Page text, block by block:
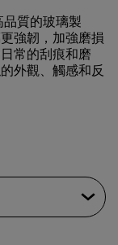
質的玻璃製
強韌，加強磨損
常的刮痕和磨
外觀、觸感和反